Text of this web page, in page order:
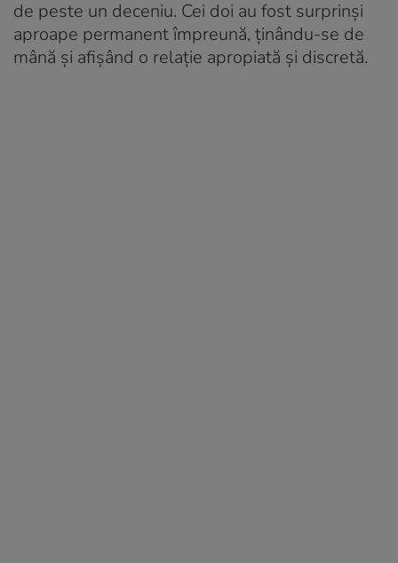
de peste un deceniu. Cei doi au fost surprinși
aproape permanent împreună, ținându-se de
mână și afișând o relație apropiată și discretă.